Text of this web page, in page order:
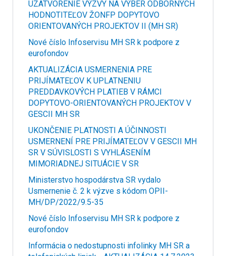
UZATVORENIE VÝZVY NA VÝBER ODBORNÝCH
HODNOTITEĽOV ŽONFP DOPYTOVO
ORIENTOVANÝCH PROJEKTOV II (MH SR)
Nové číslo Infoservisu MH SR k podpore z
eurofondov
AKTUALIZÁCIA USMERNENIA PRE
PRIJÍMATEĽOV K UPLATNENIU
PREDDAVKOVÝCH PLATIEB V RÁMCI
DOPYTOVO-ORIENTOVANÝCH PROJEKTOV V
GESCII MH SR
UKONČENIE PLATNOSTI A ÚČINNOSTI
USMERNENÍ PRE PRIJÍMATEĽOV V GESCII MH
SR V SÚVISLOSTI S VYHLÁSENÍM
MIMORIADNEJ SITUÁCIE V SR
Ministerstvo hospodárstva SR vydalo
Usmernenie č. 2 k výzve s kódom OPII-
MH/DP/2022/9.5-35
Nové číslo Infoservisu MH SR k podpore z
eurofondov
Informácia o nedostupnosti infolinky MH SR a